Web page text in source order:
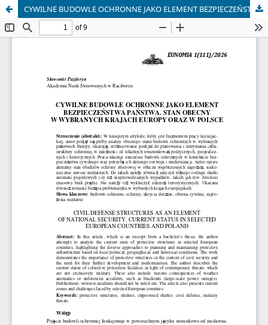
CYWILNE BUDOWLE OCHRONNE JAKO ELEMENT BEZPIECZEŃSTWA PAŃSTWA. STAN OBECNY W WYBRANYCH KRAJACH EUROPY ORAZ W POLSCE